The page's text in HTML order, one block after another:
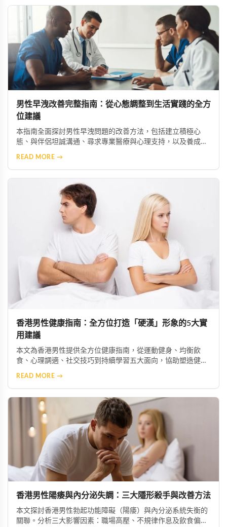
男性早洩改善完整指南：從心態調整到生活實踐的全方
位建議
本指南全面探討男性早洩問題的改善方法，包括建立積極心
態、與伴侶坦誠溝通、尋求專業醫療與心理支持，以及養成健
和諧的性生活。
READ MORE →
香港男性健康指南：全方位打造「硬漢」形象的5大實
用建議
本文為香港男性提供全方位健康指南，從運動健身、均衡飲
食、心理調適、社交技巧到持續學習五大面向，協助塑造健康
READ MORE →
香港男性陽痿與內分泌失調：三大隱形殺手與改善方法
本文探討香港男性勃起功能障礙（陽痿）與內分泌系統失衡的
關聯。分析三大影響因素：職場高壓、不規律作息及飲食偏差